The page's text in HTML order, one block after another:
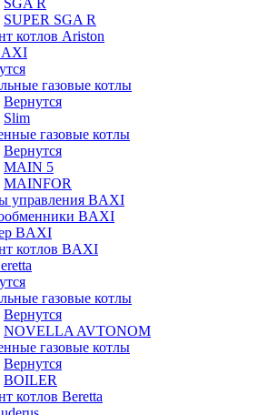
SGA R
SUPER SGA R
котлов Ariston
газовые котлы
Вернутся
Slim
газовые котлы
Вернутся
MAIN 5
MAINFOR
управления BAXI
BAXI
BAXI
котлов BAXI
газовые котлы
Вернутся
NOVELLA AVTONOM
газовые котлы
Вернутся
BOILER
котлов Beretta